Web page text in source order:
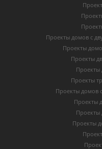
Проекты домов с
Проекты
Проекты
Проекты
Проекты
Проекты домов
Проекты
Проекты
Проекты